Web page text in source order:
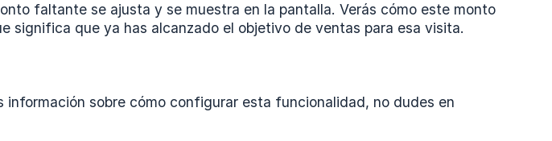
faltante se ajusta y se muestra en la pantalla. Verás cómo este monto
significa que ya has alcanzado el objetivo de ventas para esa visita.
información sobre cómo configurar esta funcionalidad, no dudes en